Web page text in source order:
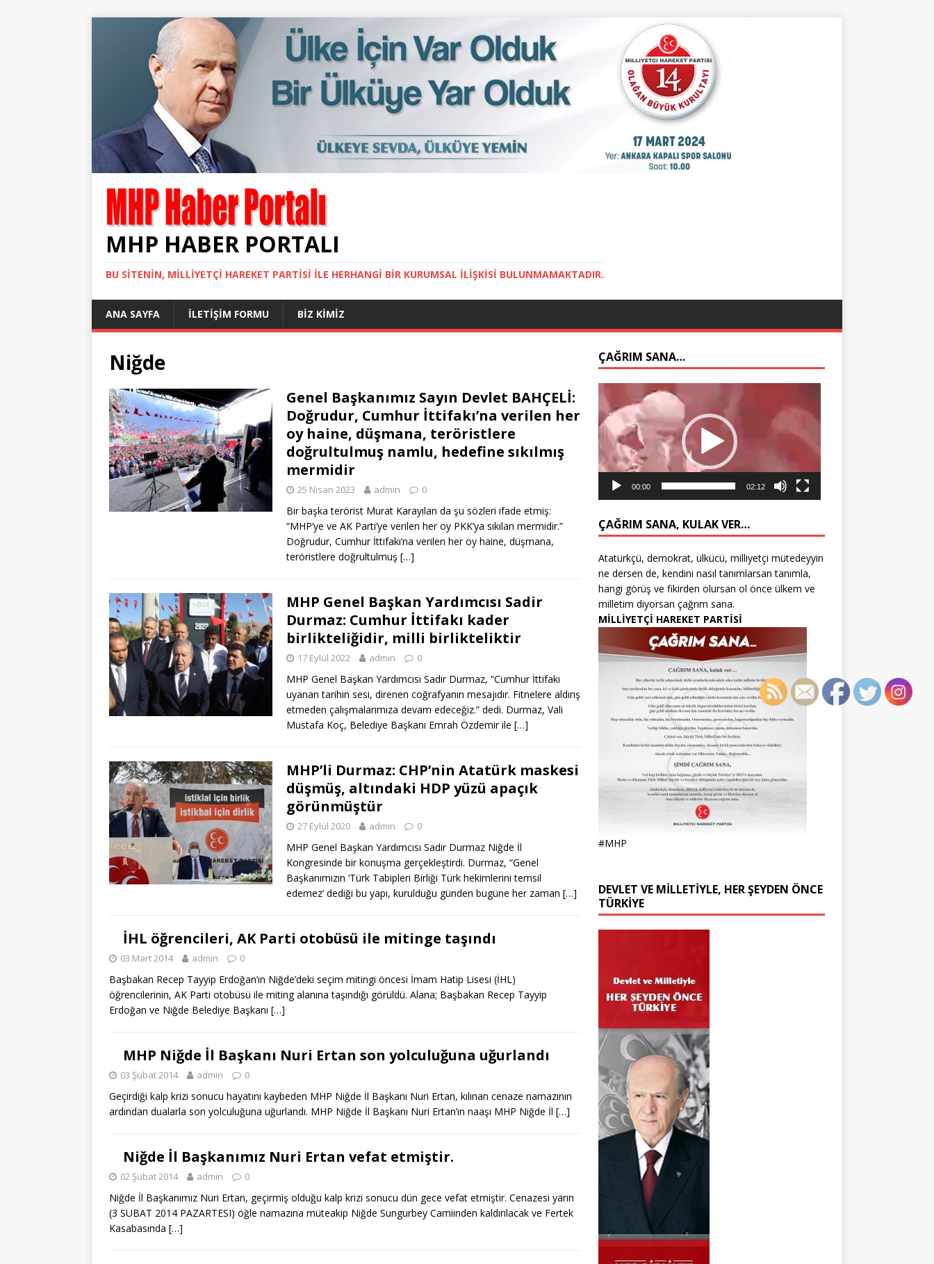
MHP HABER PORTALI
BU SITENIN, MİLLİYETÇİ HAREKET PARTİSİ ILE HERHANGI BIR KURUMSAL İLIŞKISI BULUNMAMAKTADIR.
ANA SAYFA İLETİŞİM FORMU BİZ KİMİZ
Niğde
Genel Başkanımız Sayın Devlet BAHÇELİ:
Doğrudur, Cumhur İttifakı’na verilen her
oy haine, düşmana, teröristlere
doğrultulmuş namlu, hedefine sıkılmış
mermidir
25 Nisan 2023 admin 0
Bir başka terörist Murat Karayılan da şu sözleri ifade etmiş:
“MHP’ye ve AK Parti’ye verilen her oy PKK’ya sıkılan mermidir.”
Doğrudur, Cumhur İttifakı’na verilen her oy haine, düşmana,
teröristlere doğrultulmuş […]
MHP Genel Başkan Yardımcısı Sadir
Durmaz: Cumhur İttifakı kader
birlikteliğidir, milli birlikteliktir
17 Eylül 2022 admin 0
MHP Genel Başkan Yardımcısı Sadir Durmaz, “Cumhur İttifakı
uyanan tarihin sesi, direnen coğrafyanın mesajıdır. Fitnelere aldırış
etmeden çalışmalarımıza devam edeceğiz.” dedi. Durmaz, Vali
Mustafa Koç, Belediye Başkanı Emrah Özdemir ile […]
MHP’li Durmaz: CHP’nin Atatürk maskesi
düşmüş, altındaki HDP yüzü apaçık
görünmüştür
27 Eylül 2020 admin 0
MHP Genel Başkan Yardımcısı Sadir Durmaz Niğde İl
Kongresinde bir konuşma gerçekleştirdi. Durmaz, “Genel
Başkanımızın ‘Türk Tabipleri Birliği Türk hekimlerini temsil
edemez’ dediği bu yapı, kurulduğu günden bugüne her zaman […]
İHL öğrencileri, AK Parti otobüsü ile mitinge taşındı
03 Mart 2014 admin 0
Başbakan Recep Tayyip Erdoğan’ın Niğde’deki seçim mitingi öncesi İmam Hatip Lisesi (İHL)
öğrencilerinin, AK Parti otobüsü ile miting alanına taşındığı görüldü. Alana; Başbakan Recep Tayyip
Erdoğan ve Niğde Belediye Başkanı […]
MHP Niğde İl Başkanı Nuri Ertan son yolculuğuna uğurlandı
03 Şubat 2014 admin 0
Geçirdiği kalp krizi sonucu hayatını kaybeden MHP Niğde İl Başkanı Nuri Ertan, kılınan cenaze namazının
ardından dualarla son yolculuğuna uğurlandı. MHP Niğde İl Başkanı Nuri Ertan’ın naaşı MHP Niğde İl […]
Niğde İl Başkanımız Nuri Ertan vefat etmiştir.
02 Şubat 2014 admin 0
Niğde İl Başkanımız Nuri Ertan, geçirmiş olduğu kalp krizi sonucu dün gece vefat etmiştir. Cenazesi yarın
(3 SUBAT 2014 PAZARTESI) öğle namazına müteakip Niğde Sungurbey Camiinden kaldırılacak ve Fertek
Kasabasında […]
ÇAĞRIM SANA…
oynatıcı
00:00 02:12
ÇAĞRIM SANA, KULAK VER…
Atatürkçü, demokrat, ülkücü, milliyetçi mütedeyyin
ne dersen de, kendini nasıl tanımlarsan tanımla,
hangi görüş ve fikirden olursan ol önce ülkem ve
milletim diyorsan çağrım sana.
MİLLİYETÇİ HAREKET PARTİSİ
#MHP
DEVLET VE MİLLETİYLE, HER ŞEYDEN ÖNCE
TÜRKİYE